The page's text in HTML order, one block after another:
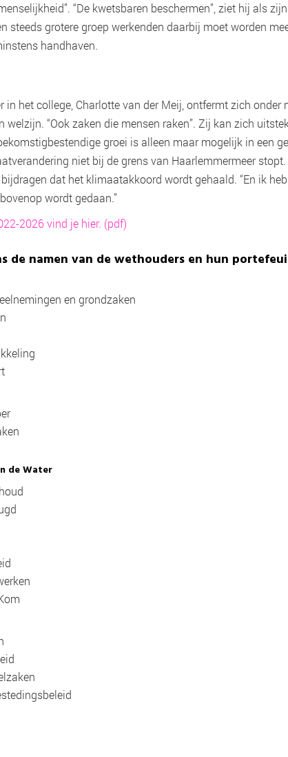
“De kwetsbaren beschermen”, ziet hij als
steeds grotere groep werkenden daarbij moet worden
handhaven.
in het college, Charlotte van der Meij, ontfermt zich onder
welzijn. “Ook zaken die mensen raken”. Zij kan zich
groei is alleen maar mogelijk in een
niet bij de grens van Haarlemmermeer
dat het klimaatakkoord wordt gehaald. “En ik
wordt gedaan.”
2026 vind je hier. (pdf)
de namen van de wethouders en hun
en grondzaken
de Water